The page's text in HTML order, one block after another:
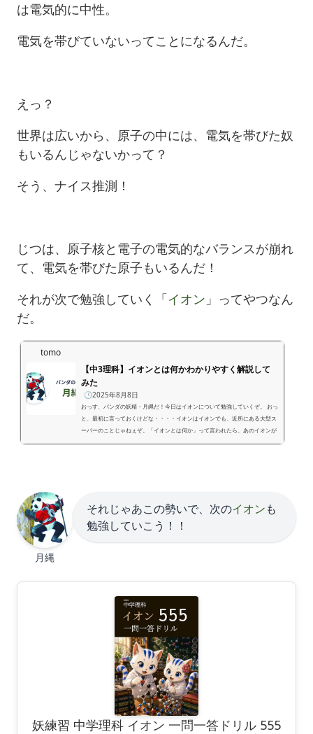
は電気的に中性。
電気を帯びていないってことになるんだ。
えっ？
世界は広いから、原子の中には、電気を帯びた奴
もいるんじゃないかって？
そう、ナイス推測！
じつは、原子核と電子の電気的なバランスが崩れ
て、電気を帯びた原子もいるんだ！
それが次で勉強していく「イオン 」ってやつなん
だ。
tomo
【中3理科】イオンとは何かわかりやすく解説して
みた
🕒️2025年8月8日
おっす、パンダの妖精・月縄だ！今日はイオンについて勉強していくぞ。 おっ
と、最初に言っておくけどな・・・・イオンはイオンでも、近所にある大型ス
ーパーのことじゃねぇぞ。「イオンとは何か」って言われたら、あのイオンが
月縄
それじゃあこの勢いで、次のイオンも
勉強していこう！！
妖練習 中学理科 イオン 一問一答ドリル 555